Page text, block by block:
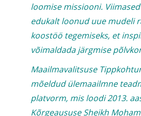
loomise missiooni.
edukalt loonud uue mudeli
koostöö tegemiseks, et
võimaldada järgmise
Maailmavalitsuse
mõeldud ülemaailmne
platvorm, mis loodi 2013.
Kõrgeaususe Sheikh